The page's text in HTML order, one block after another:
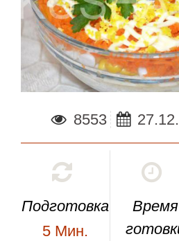
8553
Подготовка
5 Мин.
Время